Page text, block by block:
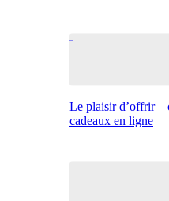
Le plaisir d’offrir –
cadeaux en ligne